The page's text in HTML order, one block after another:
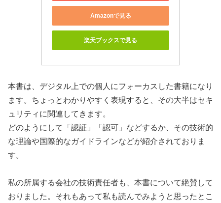
Amazonで見る
楽天ブックスで見る
本書は、デジタル上での個人にフォーカスした書籍になり
ます。ちょっとわかりやすく表現すると、その大半はセキ
ュリティに関連してきます。
どのようにして「認証」「認可」などするか、その技術的
な理論や国際的なガイドラインなどが紹介されておりま
す。
私の所属する会社の技術責任者も、本書について絶賛して
おりました。それもあって私も読んでみようと思ったとこ